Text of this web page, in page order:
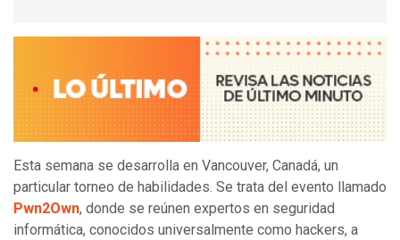
Esta semana se desarrolla en Vancouver, Canadá, un
particular torneo de habilidades. Se trata del evento llamado
Pwn2Own, donde se reúnen expertos en seguridad
informática, conocidos universalmente como hackers, a